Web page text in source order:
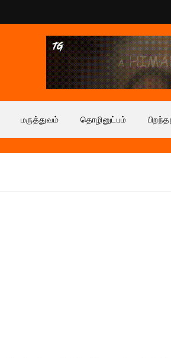
மருத்துவம் தொழினுட்பம்